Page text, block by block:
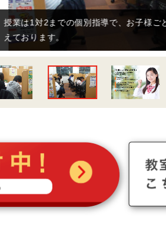
の個別指導で、お子様ごとに授業内容を